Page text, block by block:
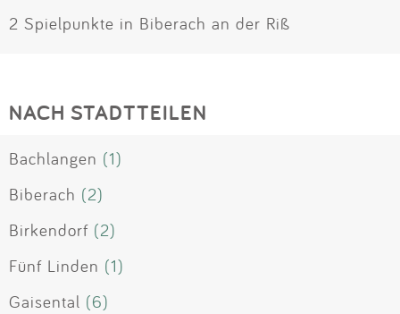
2 Spielpunkte in Biberach an der Riß
NACH STADTTEILEN
Bachlangen (1)
Biberach (2)
Birkendorf (2)
Fünf Linden (1)
Gaisental (6)